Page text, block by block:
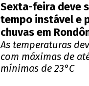
Sexta-feira deve
tempo instável e
chuvas em
As temperaturas
com máximas de
mínimas de 23°C